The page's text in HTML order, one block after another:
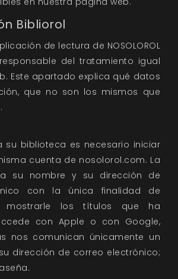
Bibliorol
de lectura de NOSOLOROL
responsable del tratamiento igual
Este apartado explica qué datos
que no son los mismos que
su biblioteca es necesario iniciar
cuenta de nosolorol.com. La
su nombre y su dirección de
con la única finalidad de
mostrarle los títulos que ha
con Apple o con Google,
nos comunican únicamente un
dirección de correo electrónico;